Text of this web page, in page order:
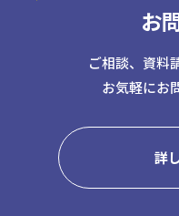
日本クレアス社会保険労
株式会社コーポレート・
株式会社コーポレート・
株式会社日本クレアス財
企業情報
お
ご相談、資料
お気軽にお
詳